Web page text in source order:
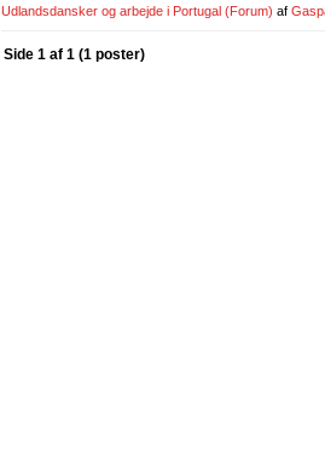
Udlandsdansker og arbejde i Portugal (Forum) af
Side 1 af 1 (1 poster)